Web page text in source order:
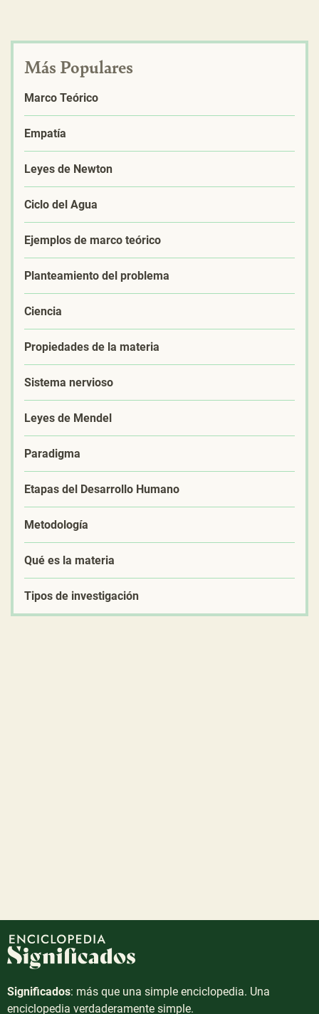
Más Populares
Marco Teórico
Empatía
Leyes de Newton
Ciclo del Agua
Ejemplos de marco teórico
Planteamiento del problema
Ciencia
Propiedades de la materia
Sistema nervioso
Leyes de Mendel
Paradigma
Etapas del Desarrollo Humano
Metodología
Qué es la materia
Tipos de investigación
Significados: más que una simple enciclopedia. Una
enciclopedia verdaderamente simple.